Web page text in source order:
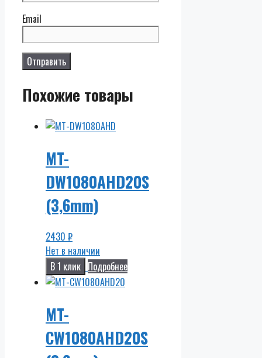
Email
Похожие товары
MT-
DW1080AHD20S
(3,6mm)
2430 ₽
Нет в наличии
В 1 клик Подробнее
MT-
CW1080AHD20S